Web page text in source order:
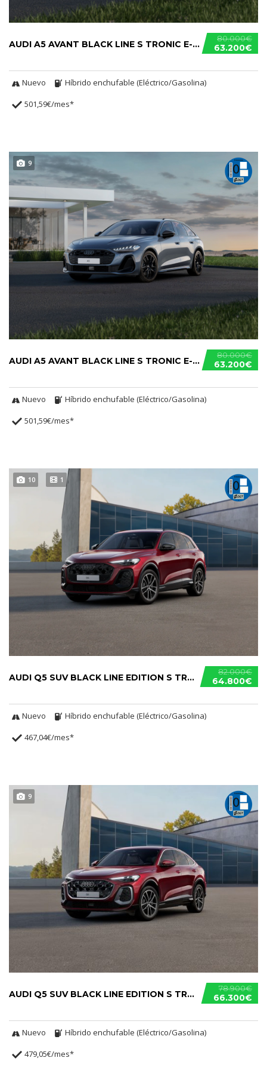
80.000€
63.200€
AUDI A5 AVANT BLACK LINE S TRONIC E-HYBRID
Nuevo
Híbrido enchufable (Eléctrico/Gasolina)
501,59€/mes*
9
80.000€
63.200€
AUDI A5 AVANT BLACK LINE S TRONIC E-HYBRID
Nuevo
Híbrido enchufable (Eléctrico/Gasolina)
501,59€/mes*
10 1
82.000€
64.800€
AUDI Q5 SUV BLACK LINE EDITION S TRONIC E-HYBRID
Nuevo
Híbrido enchufable (Eléctrico/Gasolina)
467,04€/mes*
9
78.900€
66.300€
AUDI Q5 SUV BLACK LINE EDITION S TRONIC E-HYBRID
Nuevo
Híbrido enchufable (Eléctrico/Gasolina)
479,05€/mes*